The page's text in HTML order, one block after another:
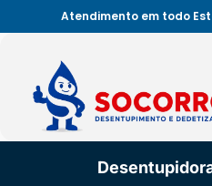
Atendimento em todo